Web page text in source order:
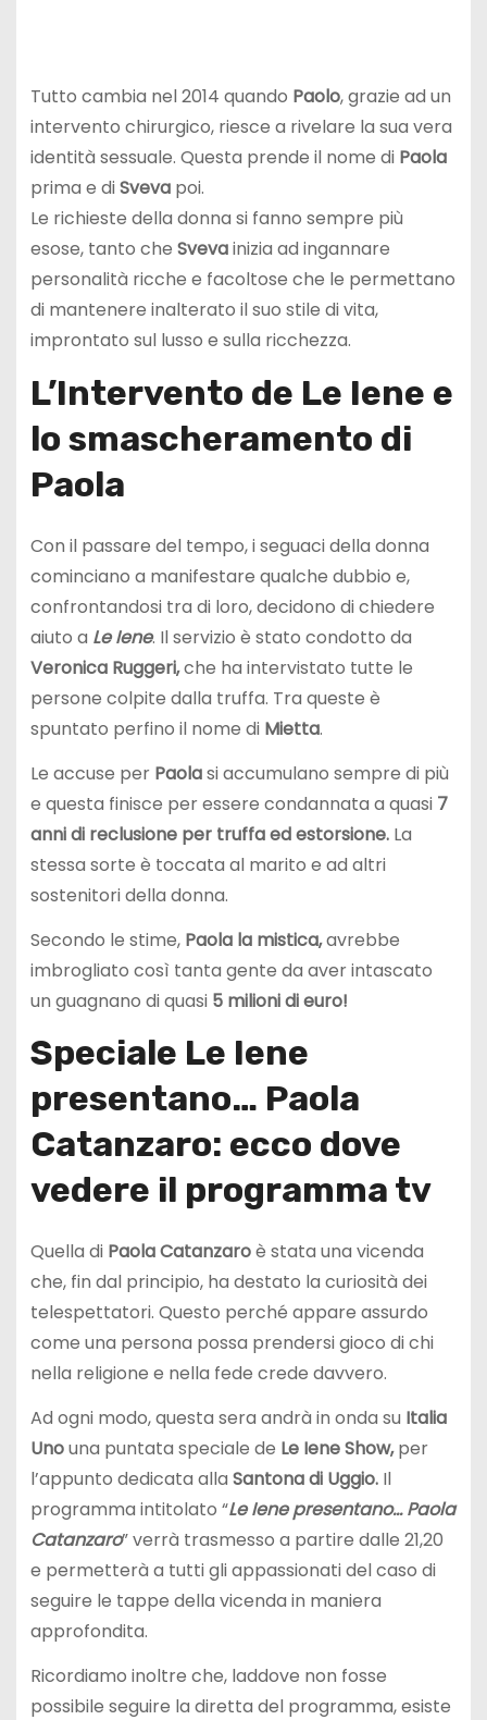
Tutto cambia nel 2014 quando Paolo, grazie ad un
intervento chirurgico, riesce a rivelare la sua vera
identità sessuale. Questa prende il nome di Paola
prima e diSvevapoi.
Le richieste della donna si fanno sempre più
esose, tanto che Svevainizia ad ingannare
personalità ricche e facoltose che le permettano
di mantenere inalterato il suo stile di vita,
improntato sul lusso e sulla ricchezza.
L’Intervento de Le Iene e
lo smascheramento di
Paola
Con il passare del tempo, i seguaci della donna
cominciano a manifestare qualche dubbio e,
confrontandosi tra di loro, decidono di chiedere
aiuto a Le Iene. Il servizio è stato condotto da
Veronica Ruggeri,che ha intervistato tutte le
persone colpite dalla truffa. Tra queste è
spuntato perfino il nome di Mietta.
Le accuse per Paolasi accumulano sempre di più
e questa finisce per essere condannata a quasi 7
anni di reclusione per truffa ed estorsione.La
stessa sorte è toccata al marito e ad altri
sostenitori della donna.
Secondo le stime, Paola la mistica,avrebbe
imbrogliato così tanta gente da aver intascato
un guagnano di quasi 5 milioni di euro!
Speciale Le Iene
presentano… Paola
Catanzaro: ecco dove
vedere il programma tv
Quella di Paola Catanzaroè stata una vicenda
che, fin dal principio, ha destato la curiosità dei
telespettatori. Questo perché appare assurdo
come una persona possa prendersi gioco di chi
nella religione e nella fede crede davvero.
Ad ogni modo, questa sera andrà in onda su Italia
Unouna puntata speciale de Le Iene Show,per
l’appunto dedicata alla Santona di Uggio.Il
programma intitolato “Le Iene presentano… Paola
Catanzaro” verrà trasmesso a partire dalle 21,20
e permetterà a tutti gli appassionati del caso di
seguire le tappe della vicenda in maniera
approfondita.
Ricordiamo inoltre che, laddove non fosse
possibile seguire la diretta del programma, esiste